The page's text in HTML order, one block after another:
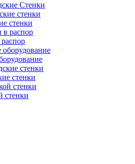
Стенки
стенки
стенки
стенки